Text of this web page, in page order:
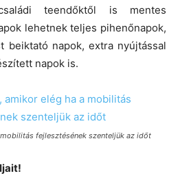
teendőktől is mentes
lehetnek teljes pihenőnapok,
beiktató napok, extra nyújtással
napok is.
fejlesztésének szenteljük az időt